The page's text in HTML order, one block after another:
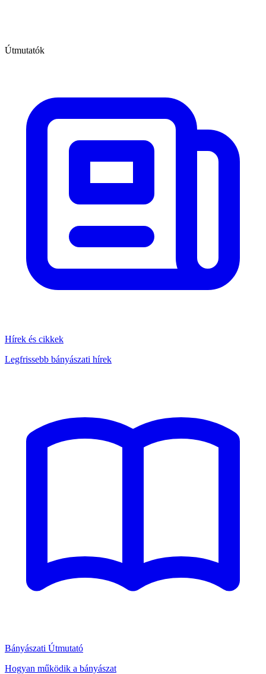
Útmutatók
Hírek és cikkek
Legfrissebb bányászati hírek
Bányászati Útmutató
Hogyan működik a bányászat